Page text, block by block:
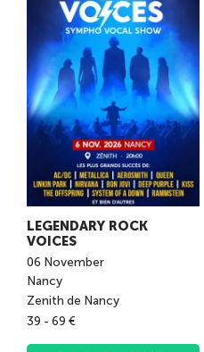
LEGENDARY ROCK
VOICES
06 November
Nancy
Zenith de Nancy
39 - 69 €